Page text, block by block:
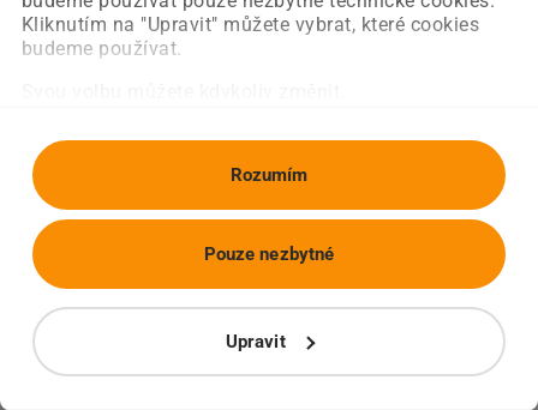
Kliknutím na "Upravit" můžete vybrat, které cookies
budeme používat.
Rozumím
Upravit
Pouze nezbytné